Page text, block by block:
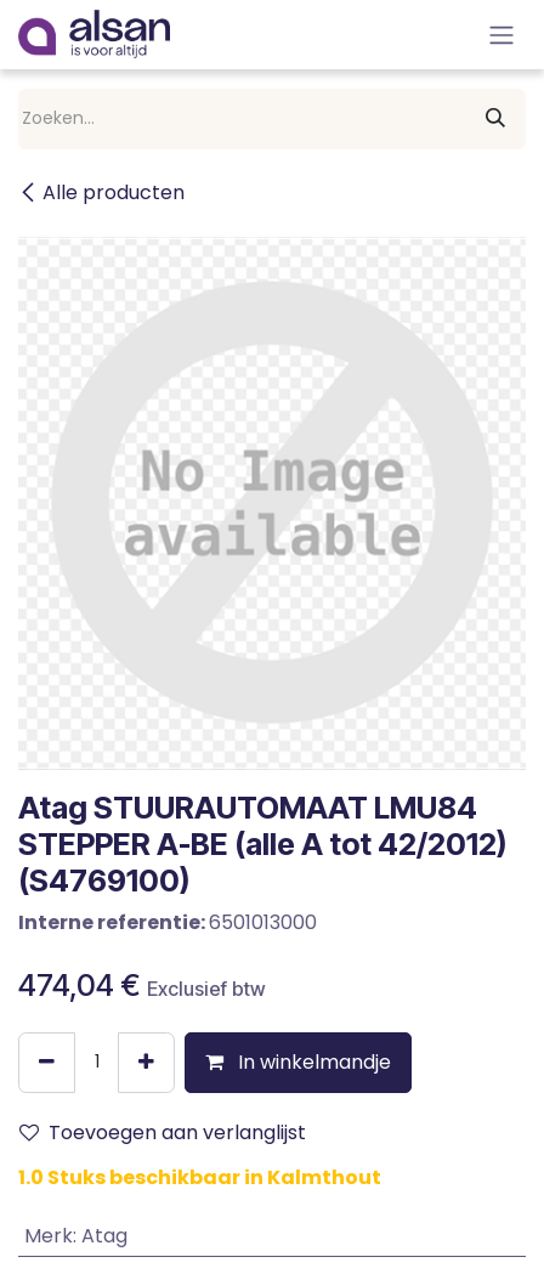
Overslaan naar inhoud
Alle producten
Atag STUURAUTOMAAT LMU84
STEPPER A-BE (alle A tot 42/2012)
(S4769100)
Interne referentie:6501013000
474,04 € Exclusief btw
In winkelmandje
Toevoegen aan verlanglijst
1.0 Stuks beschikbaar in Kalmthout
Merk: Atag